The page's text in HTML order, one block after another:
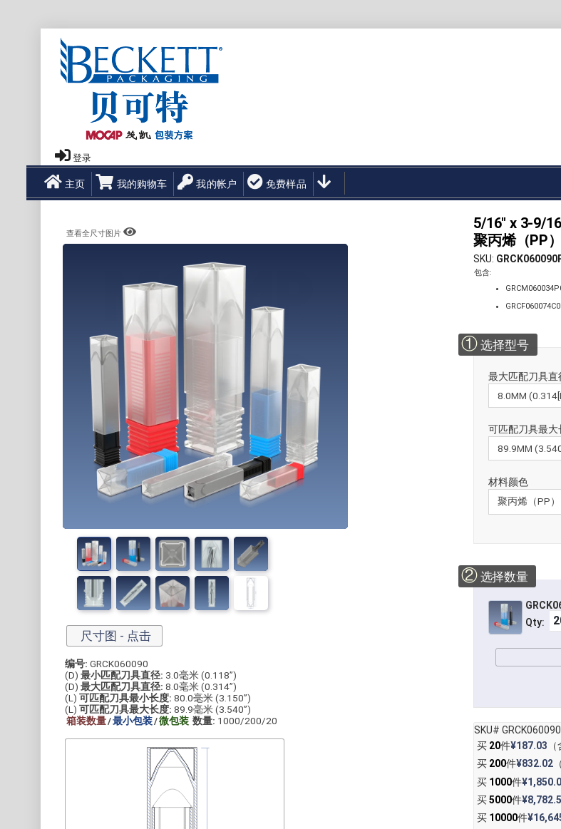
登录
主页 我的购物车 我的帐户 免费样品
5/16" x 3-9/
聚丙烯（PP
SKU
包含:
① 选择型号
最大匹配刀具直
可匹配刀具最大
材料颜色
②选择数量
Qty:
SKU#
买 20件¥187.03
买 200件¥832.02
买 1000件
买5000件
买 10000件
查看全尺寸图片
尺寸图 - 点击
编号: GRCK060090
(D) 最小匹配刀具直径: 3.0毫米 (0.118”)
(D) 最大匹配刀具直径: 8.0毫米 (0.314”)
(L) 可匹配刀具最小长度: 80.0毫米 (3.150”)
(L) 可匹配刀具最大长度: 89.9毫米 (3.540”)
箱装数量/最小包装/微包装 数量: 1000/200/20